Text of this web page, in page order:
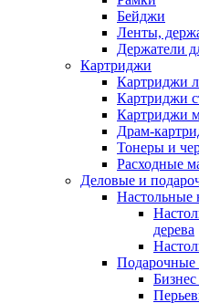
Бейджи
Ленты,
Держатели
Картриджи
Картриджи
Картриджи
Картриджи
Драм-
Тонеры и
Расходные
Деловые и
Настольные
дерева
Подарочные
Бизнес